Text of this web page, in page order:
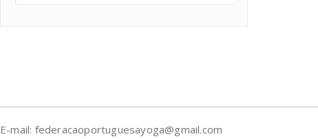
E-mail: federacaoportuguesayoga@gmail.com